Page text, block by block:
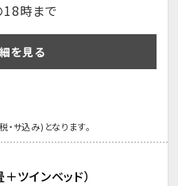
時まで
を見る
サ込み)となります。
ツインベッド）